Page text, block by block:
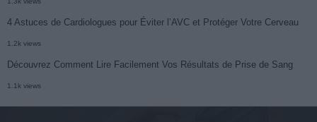
4 Astuces de Cardiologues pour Éviter l’AVC et Protéger Votre Cerveau
1.2k views
Découvrez Comment Lire Facilement Vos Résultats de Prise de Sang
1.1k views